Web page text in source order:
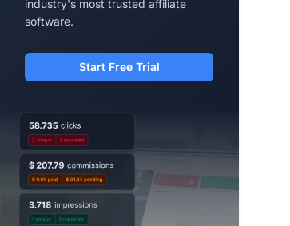
industry's most trusted affiliate
software.
Start Free Trial